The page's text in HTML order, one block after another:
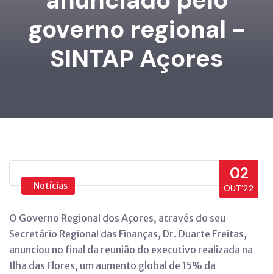
governo regional -
SINTAP Açores
02
OUT’22
Notícias
O Governo Regional dos Açores, através do seu
Secretário Regional das Finanças, Dr. Duarte Freitas,
anunciou no final da reunião do executivo realizada na
Ilha das Flores, um aumento global de 15% da